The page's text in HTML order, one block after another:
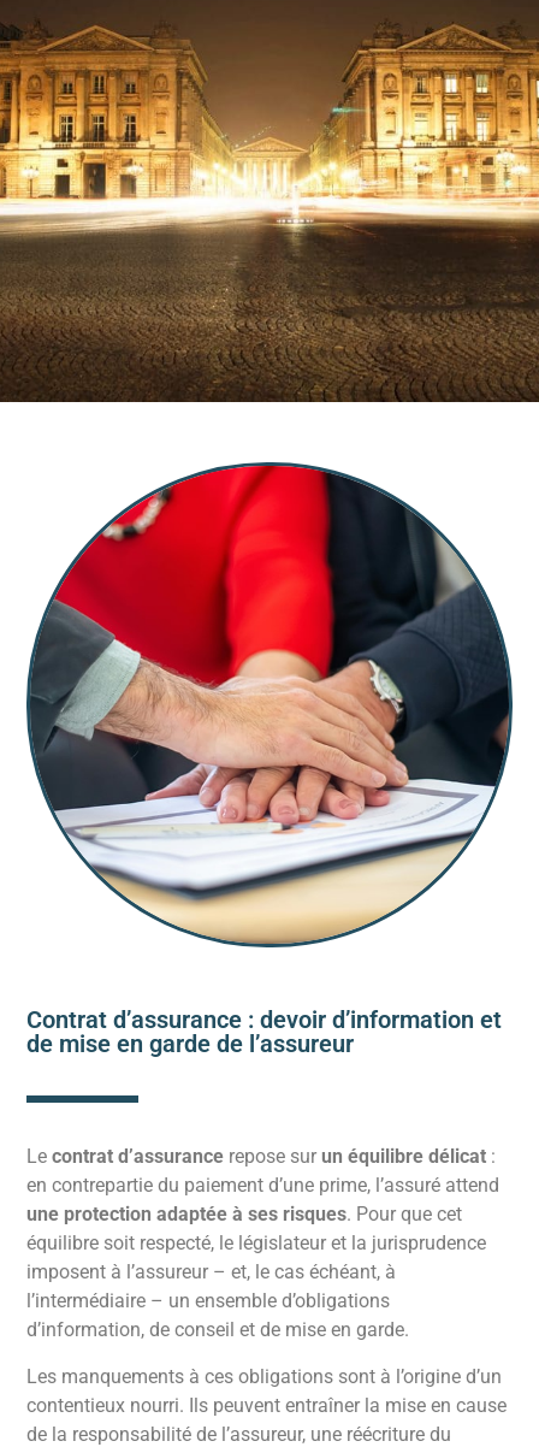
Contrat d’assurance : devoir d’information et
de mise en garde de l’assureur
Lecontrat d’assurance repose surun équilibre délicat :
en contrepartie du paiement d’une prime, l’assuré attend
une protection adaptée à ses risques. Pour que cet
équilibre soit respecté, le législateur et la jurisprudence
imposent à l’assureur – et, le cas échéant, à
l’intermédiaire – un ensemble d’obligations
d’information, de conseil et de mise en garde.
Les manquements à ces obligations sont à l’origine d’un
contentieux nourri. Ils peuvent entraîner la mise en cause
de la responsabilité de l’assureur, une réécriture du